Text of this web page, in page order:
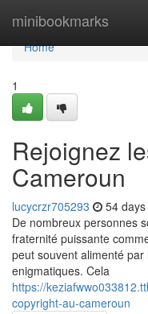
minibookmarks
Home
Home
1
Rejoignez
Cameroun
lucycrzr705293 54
De nombreux personnes
fraternité puissante
peut souvent alimenté
enigmatiques. Cela
https://
copyright-au-cameroun